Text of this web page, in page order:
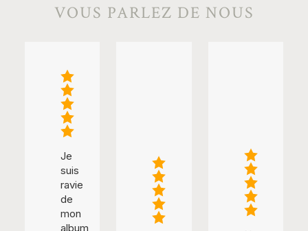
VOUS PARLEZ DE NOUS
Je
suis
ravie
de
mon
album